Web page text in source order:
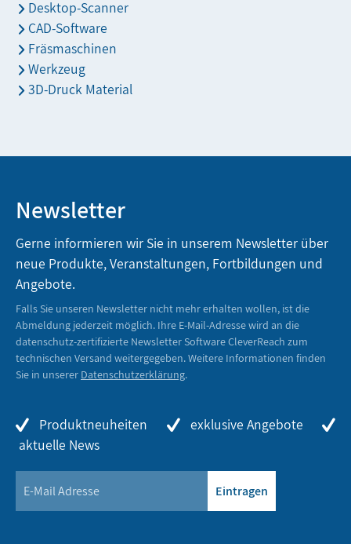
Desktop-Scanner
CAD-Software
Fräsmaschinen
Werkzeug
3D-Druck Material
Newsletter
Gerne informieren wir Sie in unserem Newsletter über
neue Produkte, Veranstaltungen, Fortbildungen und
Angebote.
Falls Sie unseren Newsletter nicht mehr erhalten wollen, ist die
Abmeldung jederzeit möglich. Ihre E-Mail-Adresse wird an die
datenschutz-zertifizierte Newsletter Software CleverReach zum
technischen Versand weitergegeben. Weitere Informationen finden
Sie in unserer Datenschutzerklärung.
Produktneuheiten
exklusive Angebote
aktuelle News
Eintragen